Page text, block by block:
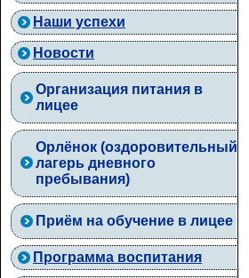
Наши успехи
Новости
Организация питания в
лицее
Орлёнок (оздоровительный
лагерь дневного
пребывания)
Приём на обучение в лицее
Программа воспитания